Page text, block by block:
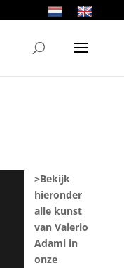
>Bekijk
hieronder
alle kunst
van Valerio
Adami in
onze